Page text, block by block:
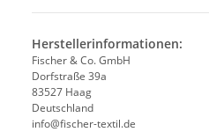
Herstellerinformationen:
Fischer & Co. GmbH
Dorfstraße 39a
83527 Haag
Deutschland
info@fischer-textil.de